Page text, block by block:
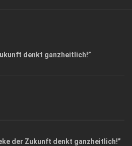
denkt ganzheitlich!”
der Zukunft denkt ganzheitlich!”